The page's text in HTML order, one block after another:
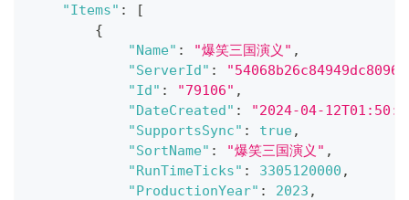
"Items" :
[
{
"Name" : "爆笑三国演义" ,
"ServerId" :
"Id" : "79106" ,
"DateCreated" :
"2024-04-
"SupportsSync" : true,
"SortName" : "爆笑三国演义" ,
"RunTimeTicks" : 3305120000 ,
"ProductionYear" : 2023 ,